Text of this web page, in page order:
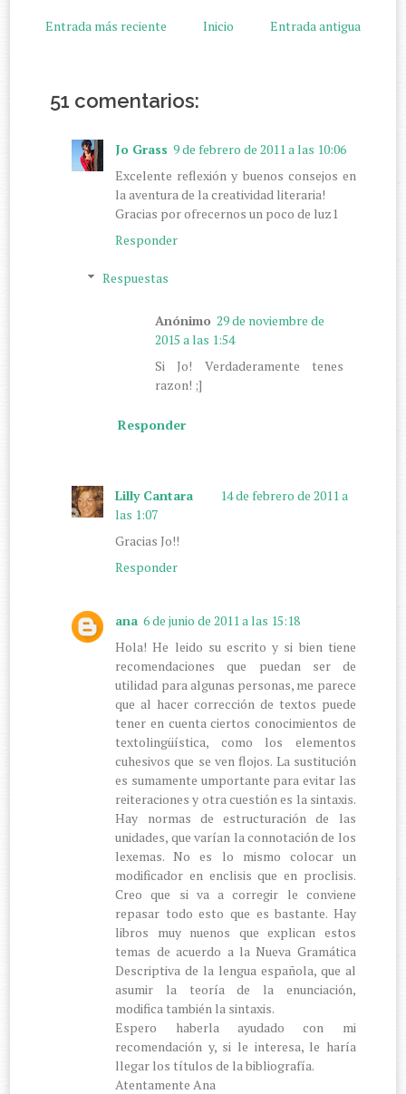
Entrada más reciente Entrada antigua
Inicio
51 comentarios:
Jo Grass 9 de febrero de 2011 a las 10:06
Excelente reflexión y buenos consejos en
la aventura de la creatividad literaria!
Gracias por ofrecernos un poco de luz1
Responder
Respuestas
Anónimo 29 de noviembre de
2015 a las 1:54
Si Jo! Verdaderamente tenes
razon! ;]
Responder
Lilly Cantara
14 de febrero de 2011 a
las 1:07
Gracias Jo!!
Responder
ana 6 de junio de 2011 a las 15:18
Hola! He leido su escrito y si bien tiene
recomendaciones que puedan ser de
utilidad para algunas personas, me parece
que al hacer corrección de textos puede
tener en cuenta ciertos conocimientos de
textolingüística, como los elementos
cuhesivos que se ven flojos. La sustitución
es sumamente umportante para evitar las
reiteraciones y otra cuestión es la sintaxis.
Hay normas de estructuración de las
unidades, que varían la connotación de los
lexemas. No es lo mismo colocar un
modificador en enclisis que en proclisis.
Creo que si va a corregir le conviene
repasar todo esto que es bastante. Hay
libros muy nuenos que explican estos
temas de acuerdo a la Nueva Gramática
Descriptiva de la lengua española, que al
asumir la teoría de la enunciación,
modifica también la sintaxis.
Espero haberla ayudado con mi
recomendación y, si le interesa, le haría
llegar los títulos de la bibliografía.
Atentamente Ana